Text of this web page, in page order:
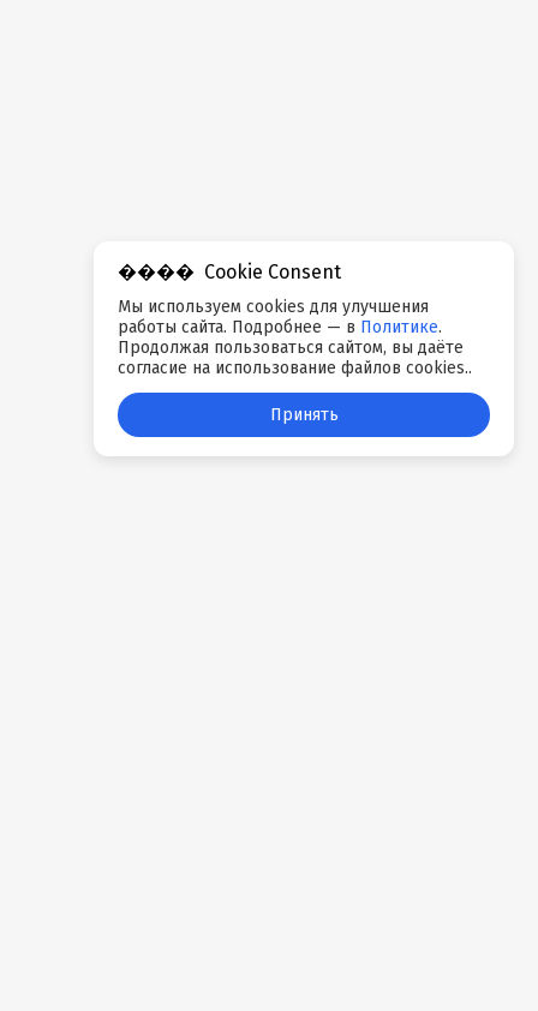
Cookie Consent
Мы используем cookies для улучшения
работы сайта. Подробнее — в Политике.
Продолжая пользоваться сайтом, вы даёте
согласие на использование файлов cookies..
Принять